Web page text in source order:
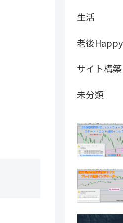
生活
老後Happy
サイト構築
未分類